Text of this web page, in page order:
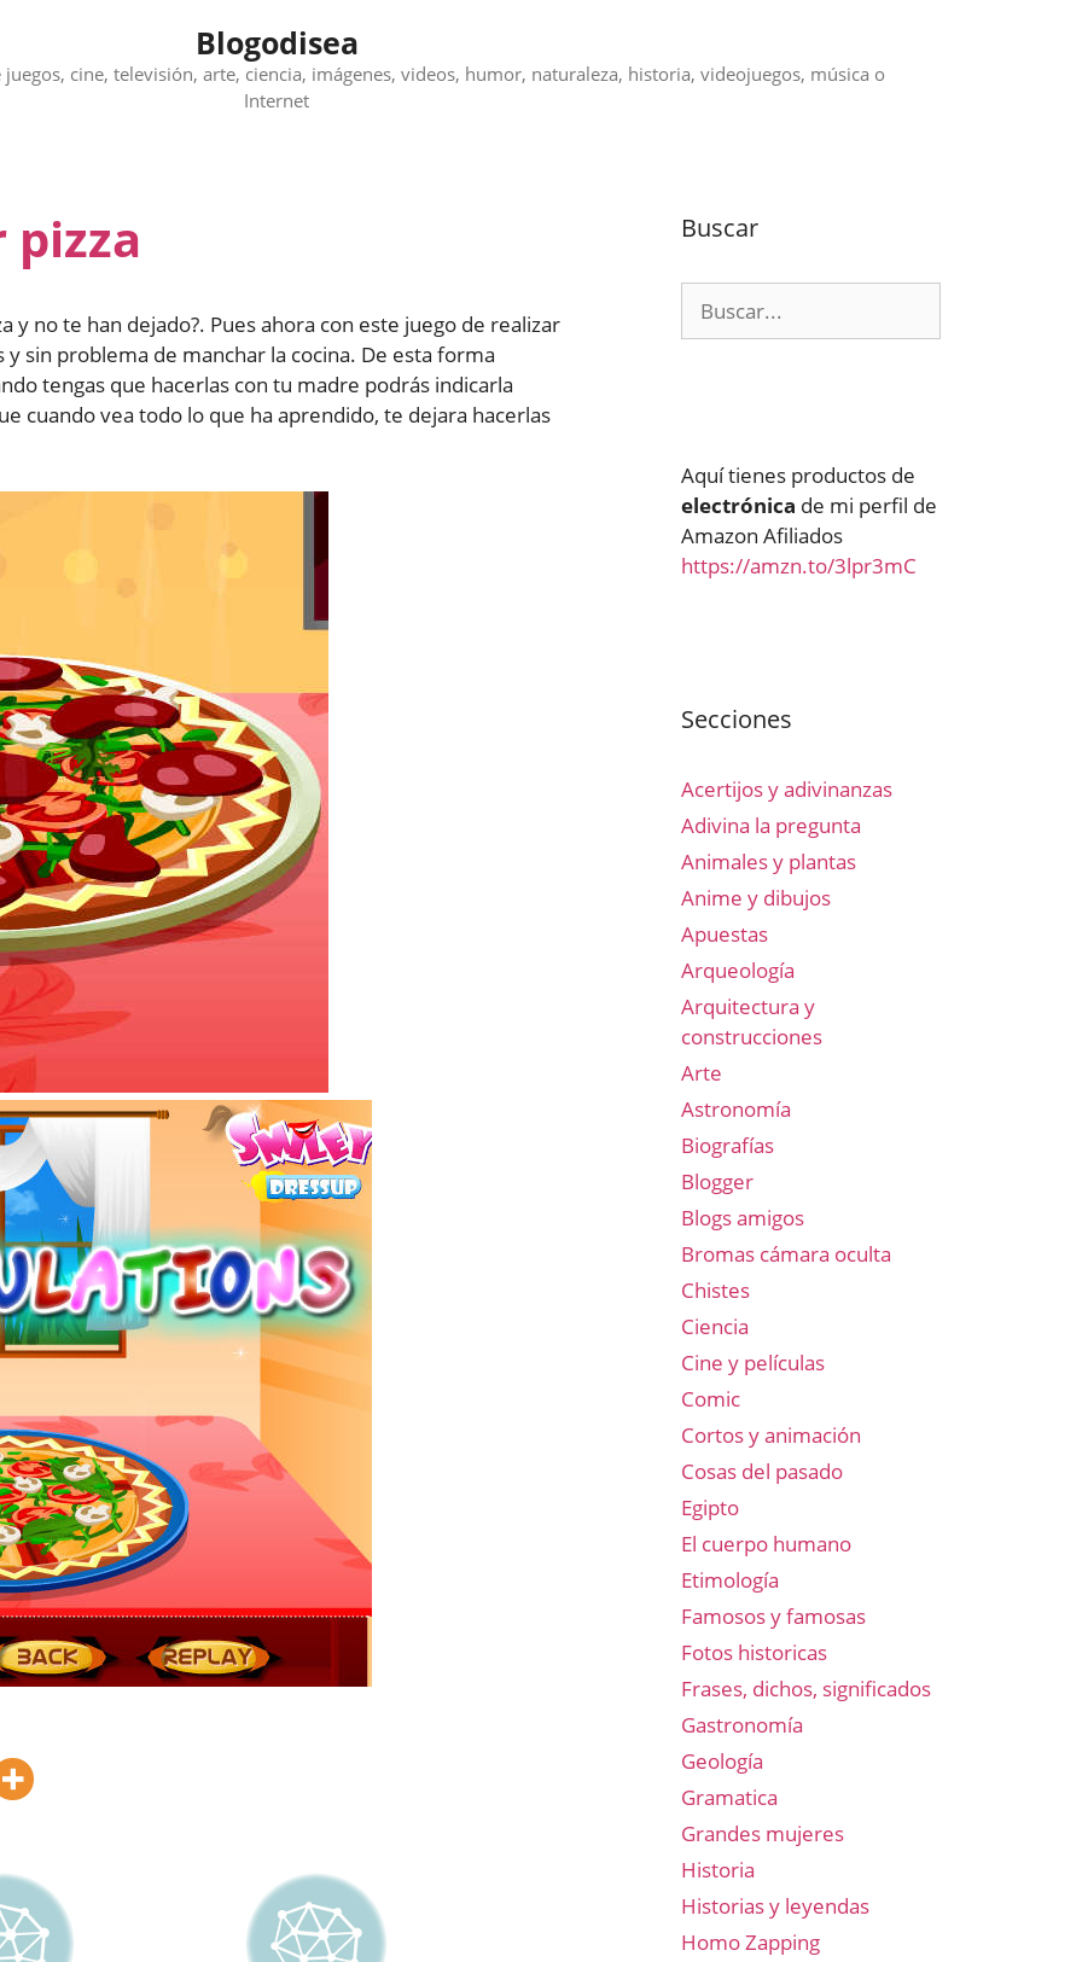
Blogodisea
cine, televisión, arte, ciencia, imágenes, videos, humor, naturaleza, historia, videojuegos, música o
Internet
pizza
y no te han dejado?. Pues ahora con este juego de realizar
sin problema de manchar la cocina. De esta forma
tengas que hacerlas con tu madre podrás indicarla
cuando vea todo lo que ha aprendido, te dejara hacerlas
Buscar
Aquí tienes productos de
electrónica de mi perfil de
Amazon Afiliados
https://amzn.to/3lpr3mC
Secciones
Acertijos y adivinanzas
Adivina la pregunta
Animales y plantas
Anime y dibujos
Apuestas
Arqueología
Arquitectura y
construcciones
Arte
Astronomía
Biografías
Blogger
Blogs amigos
Bromas cámara oculta
Chistes
Ciencia
Cine y películas
Comic
Cortos y animación
Cosas del pasado
Egipto
El cuerpo humano
Etimología
Famosos y famosas
Fotos historicas
Frases, dichos, significados
Gastronomía
Geología
Gramatica
Grandes mujeres
Historia
Historias y leyendas
Homo Zapping